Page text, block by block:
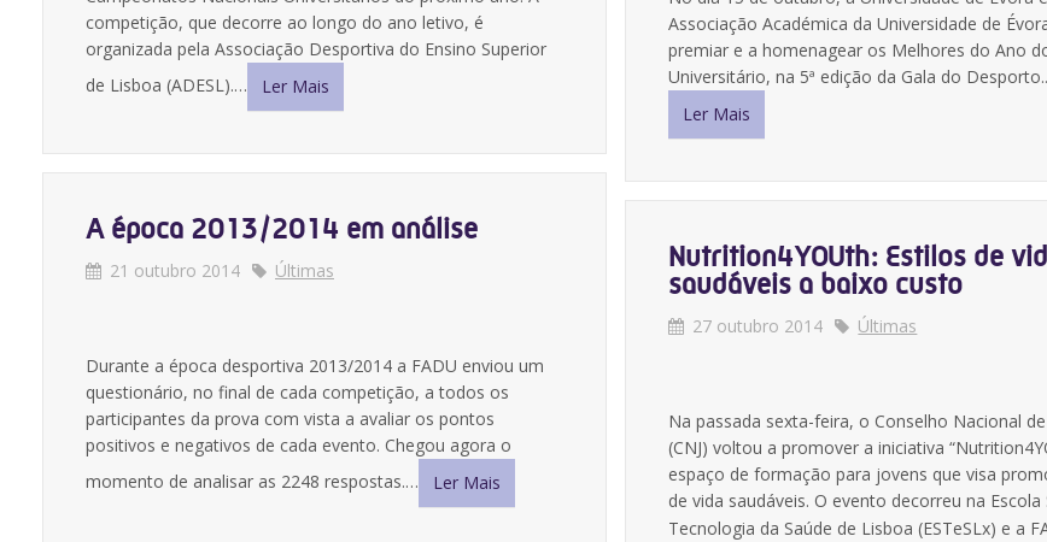
competição, que decorre ao longo do ano letivo, é
organizada pela Associação Desportiva do Ensino Superior
de Lisboa (ADESL).…
Ler Mais
A época 2013/2014 em análise
21 outubro 2014 Últimas
Durante a época desportiva 2013/2014 a FADU enviou um
questionário, no final de cada competição, a todos os
participantes da prova com vista a avaliar os pontos
positivos e negativos de cada evento. Chegou agora o
momento de analisar as 2248 respostas.…
Ler Mais
Associação Académica da Universidade de
premiar e a homenagear os Melhores do Ano
Universitário, na 5ª edição da Gala do
Ler Mais
Nutrition4YOUth: Estilos de
saudáveis a baixo custo
27 outubro 2014 Últimas
Na passada sexta-feira, o Conselho Nacional
(CNJ) voltou a promover a iniciativa
espaço de formação para jovens que visa
de vida saudáveis. O evento decorreu na Escola
Tecnologia da Saúde de Lisboa (ESTeSLx) e a